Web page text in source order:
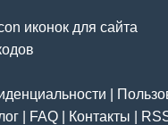
иконок для сайта
FAQ Контакты